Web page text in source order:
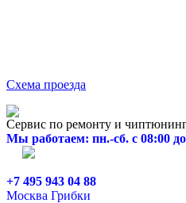
Схема проезда
Сервис по ремонту и
Мы работаем: пн.-сб. с 08:00
+7 495 943 04 88
Москва Грибки